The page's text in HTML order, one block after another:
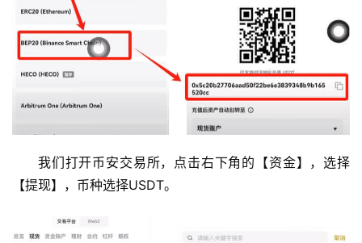
我们打开币安交易所，点击右下角的【资金】，选择
【提现】，币种选择USDT。